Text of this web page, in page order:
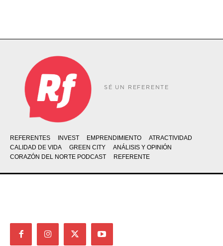
SÉ UN REFERENTE
REFERENTES INVEST EMPRENDIMIENTO
ATRACTIVIDAD
CALIDAD DE VIDA
GREEN CITY
ANÁLISIS Y OPINIÓN
CORAZÓN DEL NORTE PODCAST
REFERENTE